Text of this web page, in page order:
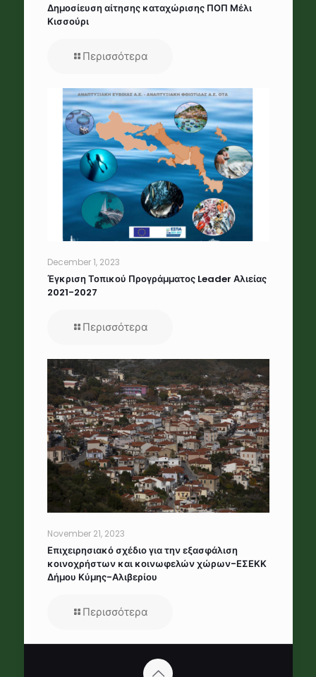
Δημοσίευση αίτησης καταχώρισης ΠΟΠ Μέλι
Κισσούρι
Περισσότερα
December 1, 2023
Έγκριση Τοπικού Προγράμματος Leader Αλιείας
2021-2027
Περισσότερα
November 21, 2023
Επιχειρησιακό σχέδιο για την εξασφάλιση
κοινοχρήστων και κοινωφελών χώρων-ΕΣΕΚΚ
Δήμου Κύμης-Αλιβερίου
Περισσότερα